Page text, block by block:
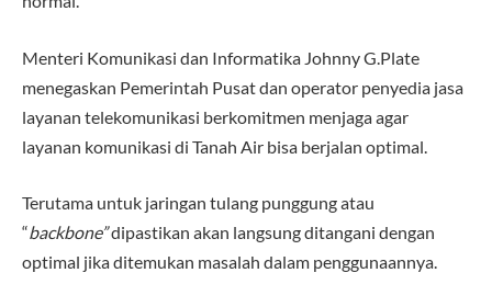
Menteri Komunikasi dan Informatika Johnny G.Plate
menegaskan Pemerintah Pusat dan operator penyedia jasa
layanan telekomunikasi berkomitmen menjaga agar
layanan komunikasi di Tanah Air bisa berjalan optimal.
Terutama untuk jaringan tulang punggung atau
“backbone”dipastikan akan langsung ditangani dengan
optimal jika ditemukan masalah dalam penggunaannya.